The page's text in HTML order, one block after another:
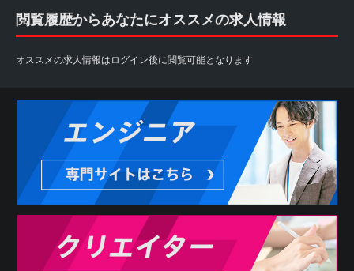
閲覧履歴からあなたにオススメの求人情報
オススメの求人情報はログイン後に閲覧可能となります